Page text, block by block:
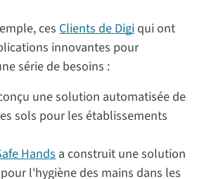
ces Clients de Digiqui ont
innovantes pour
série de besoins :
une solution automatisée de
sols pour les établissements
Hands a construit une solution
l'hygiène des mains dans les